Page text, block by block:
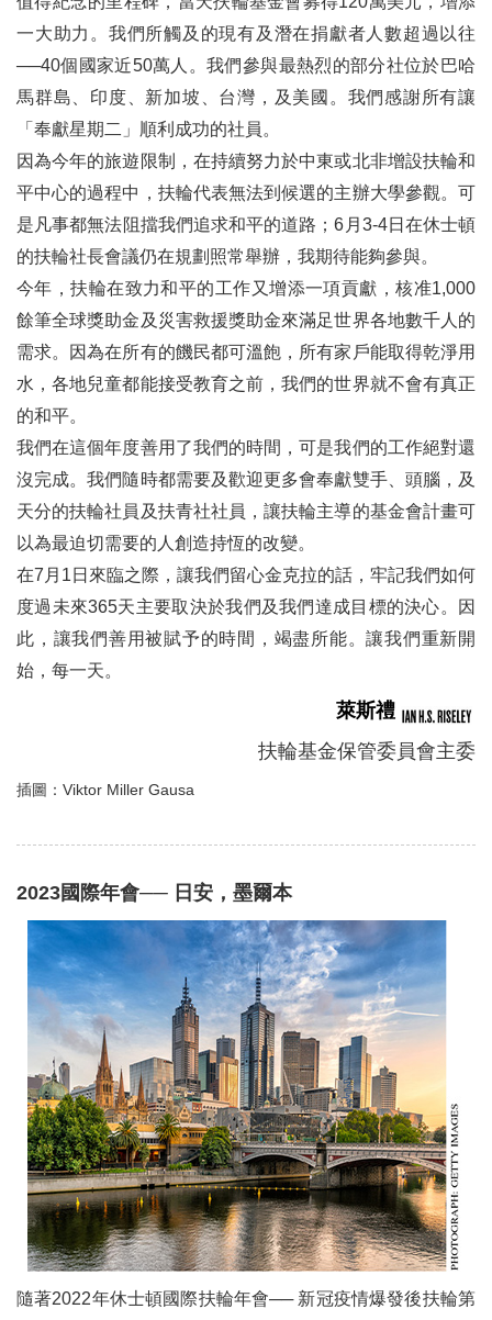
一大助力。我們所觸及的現有及潛在捐獻者人數超過以往
──40個國家近50萬人。我們參與最熱烈的部分社位於巴哈
馬群島、印度、新加坡、台灣，及美國。我們感謝所有讓
「奉獻星期二」順利成功的社員。
因為今年的旅遊限制，在持續努力於中東或北非增設扶輪和
平中心的過程中，扶輪代表無法到候選的主辦大學參觀。可
是凡事都無法阻擋我們追求和平的道路；6月3-4日在休士頓
的扶輪社長會議仍在規劃照常舉辦，我期待能夠參與。
今年，扶輪在致力和平的工作又增添一項貢獻，核准1,000
餘筆全球獎助金及災害救援獎助金來滿足世界各地數千人的
需求。因為在所有的饑民都可溫飽，所有家戶能取得乾淨用
水，各地兒童都能接受教育之前，我們的世界就不會有真正
的和平。
我們在這個年度善用了我們的時間，可是我們的工作絕對還
沒完成。我們隨時都需要及歡迎更多會奉獻雙手、頭腦，及
天分的扶輪社員及扶青社社員，讓扶輪主導的基金會計畫可
以為最迫切需要的人創造持恆的改變。
在7月1日來臨之際，讓我們留心金克拉的話，牢記我們如何
度過未來365天主要取決於我們及我們達成目標的決心。因
此，讓我們善用被賦予的時間，竭盡所能。讓我們重新開
始，每一天。
萊斯禮
扶輪基金保管委員會主委
插圖：Viktor Miller Gausa
2023國際年會── 日安，墨爾本
隨著2022年休士頓國際扶輪年會── 新冠疫情爆發後扶輪第